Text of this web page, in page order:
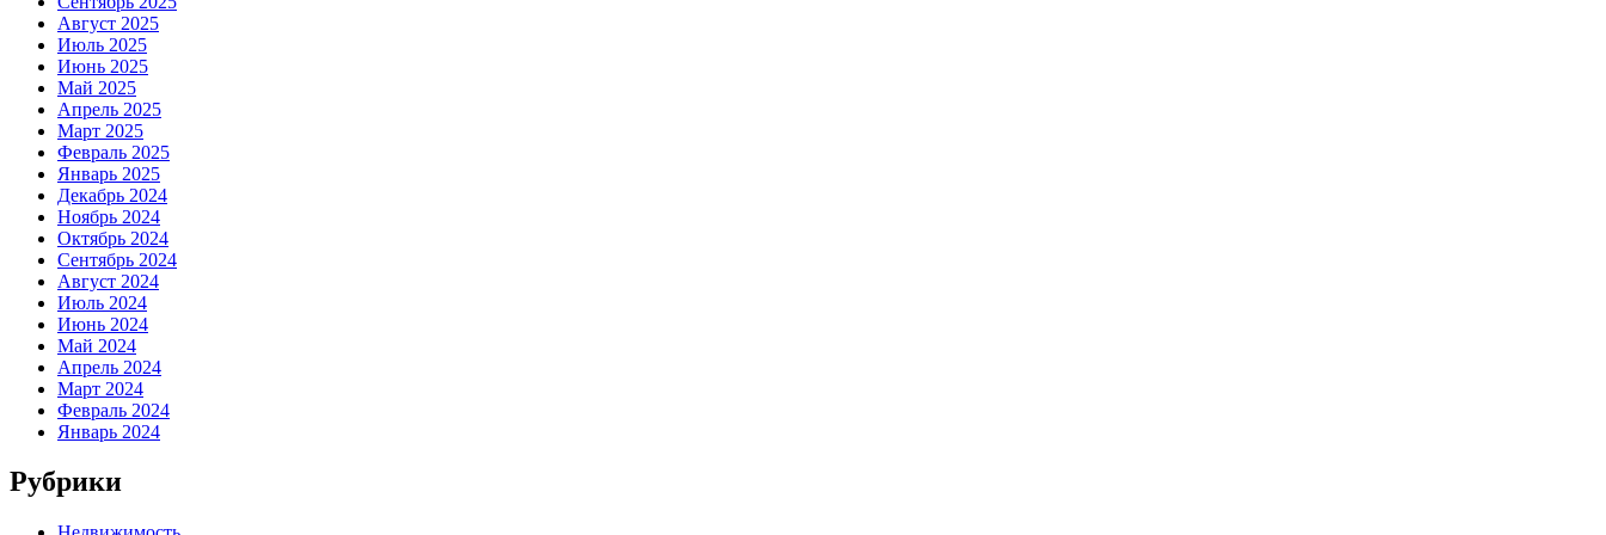
Август 2025
Июль 2025
Июнь 2025
Май 2025
Апрель 2025
Март 2025
Февраль 2025
Январь 2025
Декабрь 2024
Ноябрь 2024
Октябрь 2024
Сентябрь 2024
Август 2024
Июль 2024
Июнь 2024
Май 2024
Апрель 2024
Март 2024
Февраль 2024
Январь 2024
Рубрики